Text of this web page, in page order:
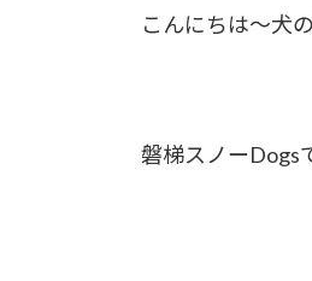
こんにちは～犬
磐梯スノーDogs